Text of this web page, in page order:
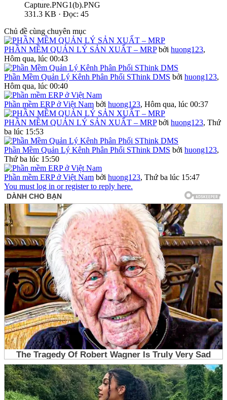
Capture.PNG1(b).PNG
331.3 KB · Đọc: 45
Chủ đề cùng chuyên mục
PHẦN MỀM QUẢN LÝ SẢN XUẤT – MRP bởi huong123,
Hôm qua, lúc 00:43
Phần Mềm Quản Lý Kênh Phân Phối SThink DMS bởi huong123,
Hôm qua, lúc 00:40
Phần mềm ERP ở Việt Nam bởi huong123, Hôm qua, lúc 00:37
PHẦN MỀM QUẢN LÝ SẢN XUẤT – MRP bởi huong123, Thứ
ba lúc 15:53
Phần Mềm Quản Lý Kênh Phân Phối SThink DMS bởi huong123,
Thứ ba lúc 15:50
Phần mềm ERP ở Việt Nam bởi huong123, Thứ ba lúc 15:47
You must log in or register to reply here.